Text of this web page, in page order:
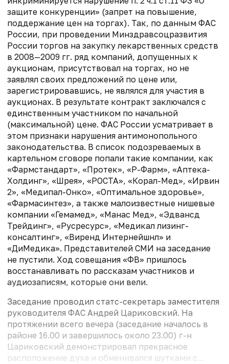
защите конкуренции» (запрет на повышение,
поддержание цен на торгах). Так, по данным ФАС
России, при проведении Минздравсоцразвития
России торгов на закупку лекарственных средств
в 2008—2009 гг. ряд компаний, допущенных к
аукционам, присутствовал на торгах, но не
заявлял своих предложений по цене или,
зарегистрировавшись, не являлся для участия в
аукционах. В результате контракт заключался с
единственным участником по начальной
(максимальной) цене. ФАС России усматривает в
этом признаки нарушения антимонопольного
законодательства. В список подозреваемых в
картельном сговоре попали такие компании, как
«Фармстандарт», «Протек», «Р-Фарм», «Аптека-
Холдинг», «Шрея», «РОСТА», «Корал-Мед», «Ирвин
2», «Медипал-Онко», «Оптимальное здоровье»,
«Фармасинтез», а также малоизвест­ные нишевые
компании «Гемамед», «Манас Мед», «Эдвансд
Трейдинг», «Русресурс», «Медикал лизинг-
консалтинг», «Виренд Интернейшнл» и
«ДиМедика». Представителей СМИ на заседание
не пустили. Ход совещания «ФВ» пришлось
восстанавливать по рассказам участников и
аудиозаписям, которые они вели.
Заседание проводил статс-секретарь заместителя
руководителя ФАС Андрей Цариковский. На
протяжении всего вечера (заседание началось в
районе 16.00 и завершилось около 23.00) г-н
Цариковский демонстрировал прекрасное
расположение духа и обменивался шутками с...